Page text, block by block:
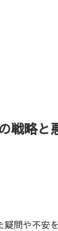
戦略と
問や不安